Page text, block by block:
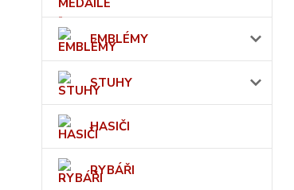
EMBLÉMY
STUHY
HASIČI
RYBÁŘI